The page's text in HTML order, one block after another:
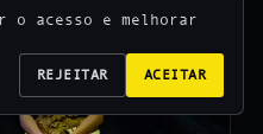
o acesso e melhorar
REJEITAR ACEITAR